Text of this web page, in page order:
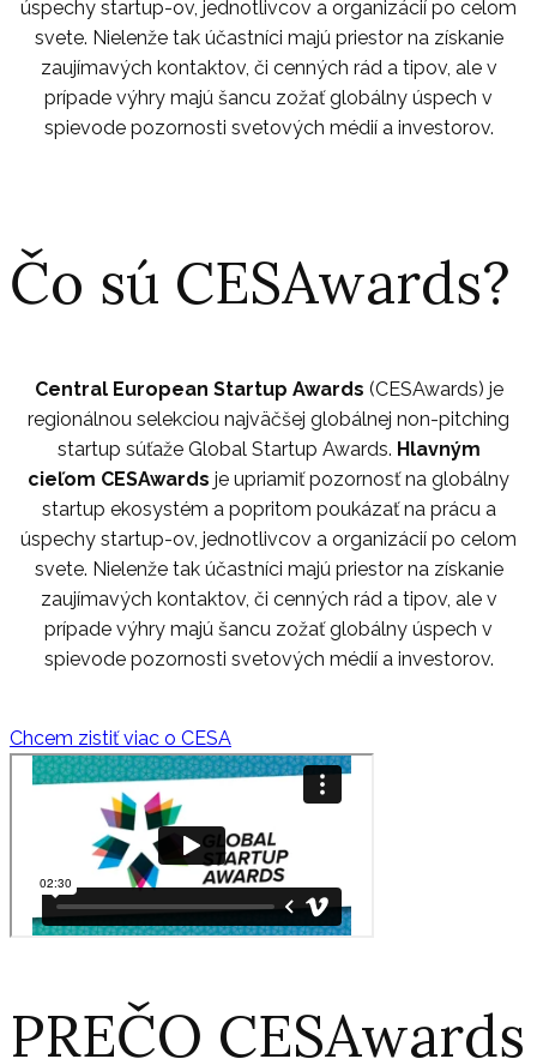
úspechy startup-ov, jednotlivcov a organizácií po celom
svete. Nielenže tak účastníci majú priestor na získanie
zaujímavých kontaktov, či cenných rád a tipov, ale v
prípade výhry majú šancu zožať globálny úspech v
spievode pozornosti svetových médií a investorov.
Čo sú CESAwards?
Central European Startup Awards (CESAwards) je
regionálnou selekciou najväčšej globálnej non-pitching
startup súťaže Global Startup Awards. Hlavným
cieľom CESAwards je upriamiť pozornosť na globálny
startup ekosystém a popritom poukázať na prácu a
úspechy startup-ov, jednotlivcov a organizácií po celom
svete. Nielenže tak účastníci majú priestor na získanie
zaujímavých kontaktov, či cenných rád a tipov, ale v
prípade výhry majú šancu zožať globálny úspech v
spievode pozornosti svetových médií a investorov.
Chcem zistiť viac o CESA
PREČO CESAwards